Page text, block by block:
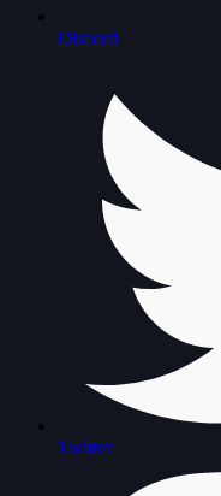
Discord
Twitter